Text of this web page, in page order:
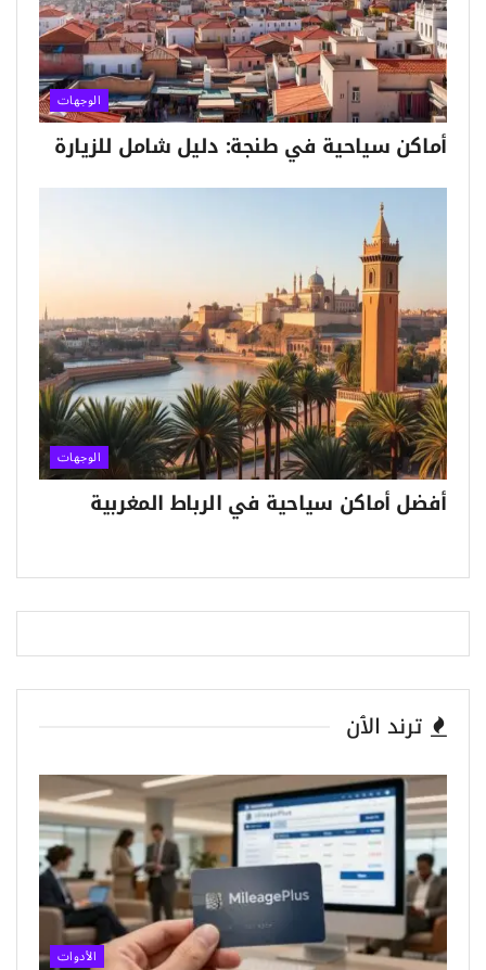
الوجهات
أماكن سياحية في طنجة: دليل شامل للزيارة
الوجهات
أفضل أماكن سياحية في الرباط المغربية
ترند الٱن
الأدوات